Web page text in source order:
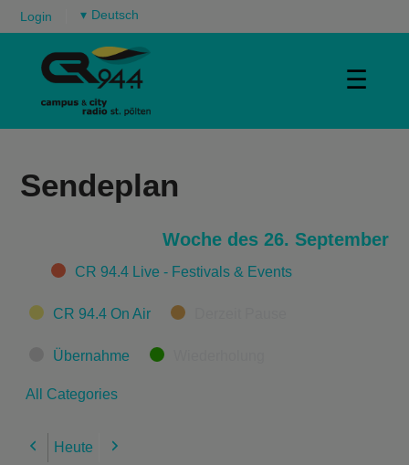
Login ▾
☰
Sendeplan
Woche des 26. September
CategoriesCR 94.4 Live - Festivals & Events
CR 94.4 On Air
Übernahme
All Categories
Previous
Heute Next